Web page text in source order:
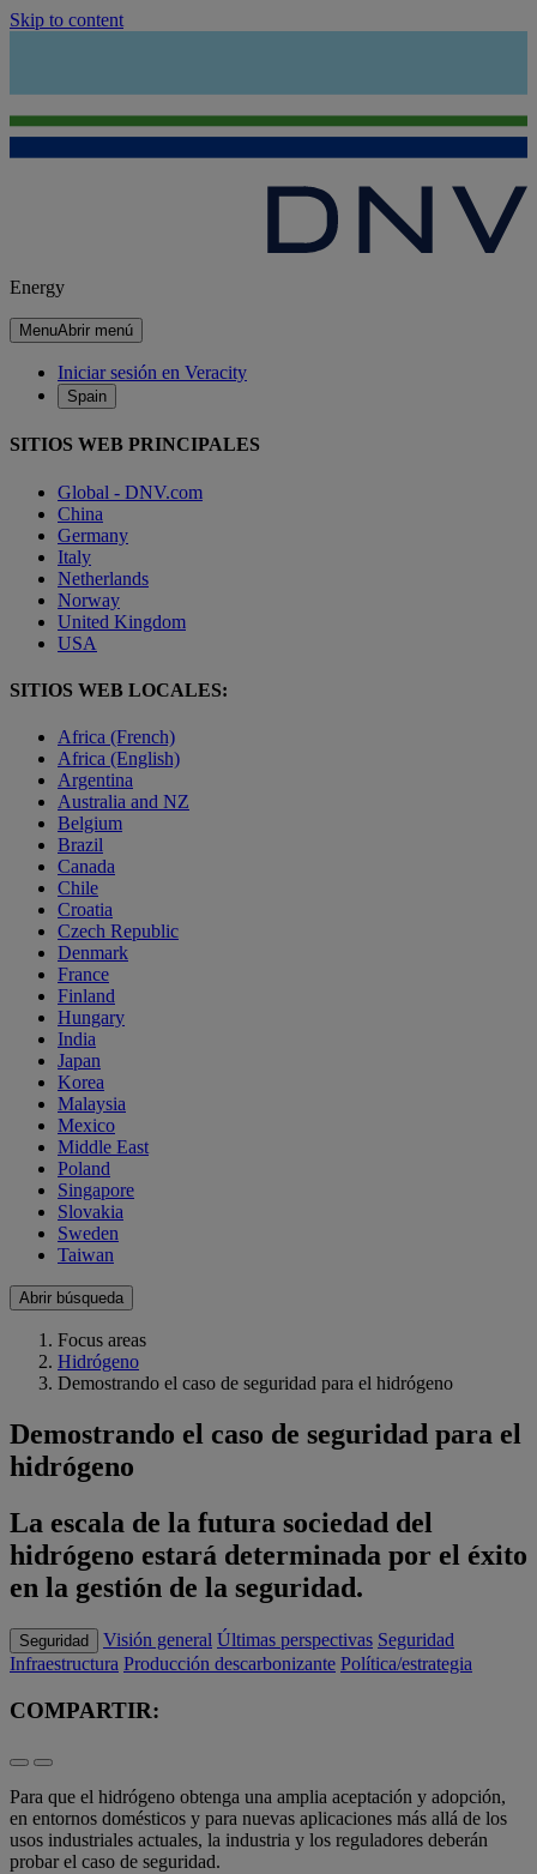
Skip to content
Energy
MenuAbrir menú
Iniciar sesión en Veracity
Spain
SITIOS WEB PRINCIPALES
Global - DNV.com
China
Germany
Italy
Netherlands
Norway
United Kingdom
USA
SITIOS WEB LOCALES:
Africa (French)
Africa (English)
Argentina
Australia and NZ
Belgium
Brazil
Canada
Chile
Croatia
Czech Republic
Denmark
France
Finland
Hungary
India
Japan
Korea
Malaysia
Mexico
Middle East
Poland
Singapore
Slovakia
Sweden
Taiwan
Abrir búsqueda
Focus areas
Hidrógeno
Demostrando el caso de seguridad para el hidrógeno
Demostrando el caso de seguridad para el
hidrógeno
La escala de la futura sociedad del
hidrógeno estará determinada por el éxito
en la gestión de la seguridad.
Seguridad Visión general Últimas perspectivas Seguridad
Infraestructura Producción descarbonizante Política/estrategia
COMPARTIR:
Para que el hidrógeno obtenga una amplia aceptación y adopción,
en entornos domésticos y para nuevas aplicaciones más allá de los
usos industriales actuales, la industria y los reguladores deberán
probar el caso de seguridad.